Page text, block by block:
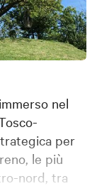
nel
per
le più
nord, tra